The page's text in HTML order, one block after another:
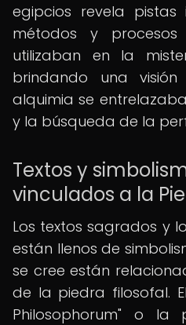
egipcios revela pistas
métodos y
utilizaban en la
brindando una
alquimia se
y la búsqueda de la
Textos y
vinculados a la
Los textos sagrados y
están llenos de
se cree están
de la piedra filosofal.
Philosophorum" o la